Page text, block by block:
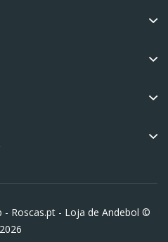
- Roscas.pt - Loja de Andebol ©
2026